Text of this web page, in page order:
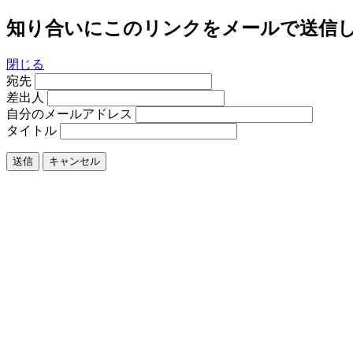
知り合いにこのリンクをメールで送信
閉じる
宛先
差出人
自分のメールアドレス
タイトル
送信 キャンセル